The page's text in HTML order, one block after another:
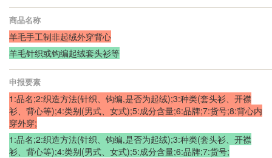
商品名称
羊毛手工制非起绒外穿背心
羊毛针织或钩编起绒套头衫等
申报要素
1:品名;2:织造方法(针织、钩编,是否为起绒);3:种类(套头衫、开襟
衫、背心等);4:类别(男式、女式);5:成分含量;6:品牌;7:货号;8:背心内
穿外穿;
1:品名;2:织造方法(针织、钩编,是否为起绒);3:种类(套头衫、开襟
衫、背心等);4:类别(男式、女式);5:成分含量;6:品牌;7:货号;